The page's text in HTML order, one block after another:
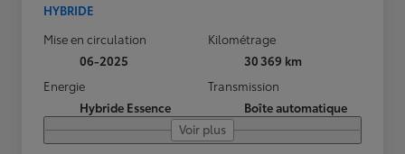
HYBRIDE
Mise en circulation
06-2025
Kilométrage
30 369 km
Energie
Hybride Essence
Transmission
Boîte automatique
Voir plus